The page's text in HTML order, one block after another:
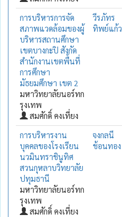
การบริหารการจัด
สภาพแวดล้อมของผู้
บริหารสถานศึกษา
เขตบางกะปิ สังกัด
สำนักงานเขตพื้นที่
การศึกษา
มัธยมศึกษา เขต 2
มหาวิทยาลัยนอร์ทก
รุงเทพ
สมศักดิ์ คงเที่ยง
วีรภัทร
ทิพย์แก้ว
การบริหารงาน
บุคคลของโรงเรียน
นวมินทราชินูทิศ
สวนกุหลาบวิทยาลัย
ปทุมธานี
มหาวิทยาลัยนอร์ทก
รุงเทพ
สมศักดิ์ คงเที่ยง
จงกลนี
ช้อนทอง